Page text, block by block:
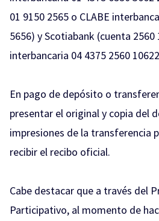
01 9150 2565 o CLABE
5656) y Scotiabank (cuenta 2560
interbancaria 04 4375 2560
En pago de depósito o
presentar el original y copia del
impresiones de la transferencia
recibir el recibo oficial.
Cabe destacar que a través del
Participativo, al momento de